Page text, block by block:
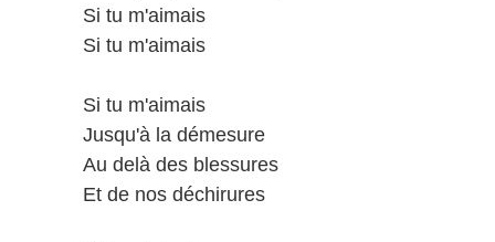
Si tu m'aimais
Si tu m'aimais
Si tu m'aimais
Jusqu'à la démesure
Au delà des blessures
Et de nos déchirures